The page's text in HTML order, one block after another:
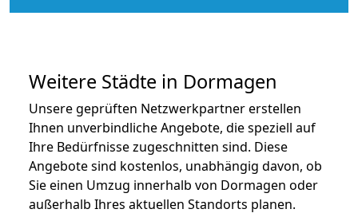
Weitere Städte in Dormagen
Unsere geprüften Netzwerkpartner erstellen
Ihnen unverbindliche Angebote, die speziell auf
Ihre Bedürfnisse zugeschnitten sind. Diese
Angebote sind kostenlos, unabhängig davon, ob
Sie einen Umzug innerhalb von Dormagen oder
außerhalb Ihres aktuellen Standorts planen.